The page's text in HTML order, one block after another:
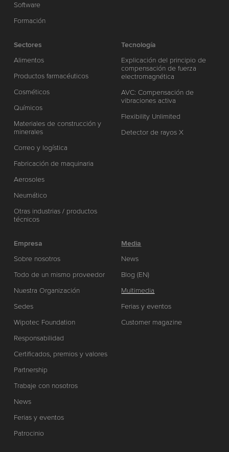
Software
Formación
Sectores
Alimentos
Productos farmacéuticos
Cosméticos
Químicos
Materiales de construcción y
minerales
Correo y logística
Fabricación de maquinaria
Aerosoles
Neumático
Otras industrias / productos
técnicos
Tecnología
Explicación del principio de
compensación de fuerza
electromagnética
AVC: Compensación de
vibraciones activa
Flexibility Unlimited
Detector de rayos X
Empresa
Sobre nosotros
Todo de un mismo proveedor
Nuestra Organización
Sedes
Wipotec Foundation
Responsabilidad
Certificados, premios y valores
Partnership
Trabaje con nosotros
News
Ferias y eventos
Patrocinio
Media
News
Blog (EN)
Multimedia
Ferias y eventos
Customer magazine